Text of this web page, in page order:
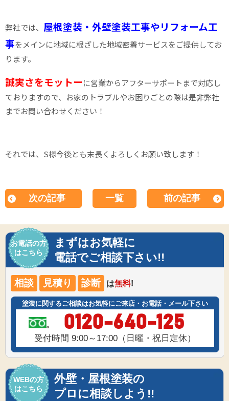
弊社では、 屋根塗装・外壁塗装工事やリフォーム工
事をメインに地域に根ざした地域密着サービスをご提供してお
ります。
誠実さをモットーに営業からアフターサポートまで対応し
ておりますので、お家のトラブルやお困りごとの際は是非弊社
までお問い合わせください！
それでは、S様今後とも末長くよろしくお願い致します！
次の記事 一覧 前の記事
お電話の方
はこちら
まずはお気軽に
電話でご相談下さい!!
相談 見積り 診断 は無料!
塗装に関するご相談はお気軽にご来店・お電話・メール下さい
0120-640-125
受付時間 9:00～17:00（日曜・祝日定休）
WEBの方
はこちら
外壁・屋根塗装の
プロに相談しよう!!